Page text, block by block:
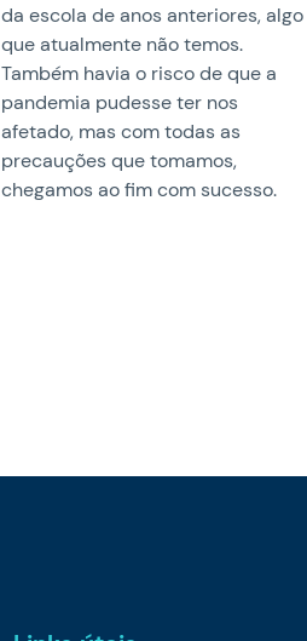
da escola de anos anteriores, algo
que atualmente não temos.
Também havia o risco de que a
pandemia pudesse ter nos
afetado, mas com todas as
precauções que tomamos,
chegamos ao fim com sucesso.